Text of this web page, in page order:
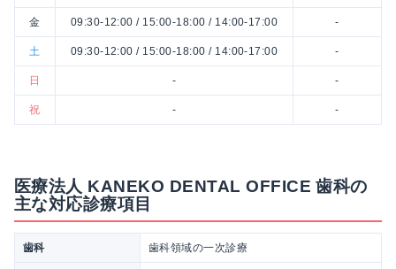
金 09:30-12:00 / 15:00-18:00 / 14:00-17:00 -
土 09:30-12:00 / 15:00-18:00 / 14:00-17:00 -
日 - -
祝 - -
医療法人 KANEKO DENTAL OFFICE 歯科の
主な対応診療項目
歯科 歯科領域の一次診療